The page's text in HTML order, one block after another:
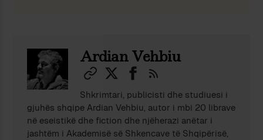
Ardian Vehbiu
Shkrimtari, publicisti dhe studiuesi i
gjuhës shqipe Ardian Vehbiu, autor i mbi 20 librave
në eseistikë dhe fiction dhe njëherazi anëtar i
jashtëm i Akademisë së Shkencave të Shqipërisë,